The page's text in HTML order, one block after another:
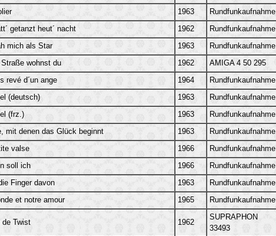
1963 Rundfunkaufnahme
getanzt heut´ nacht 1962 Rundfunkaufnahme
mich als Star 1963 Rundfunkaufnahme
Straße wohnst du 1962 AMIGA 4 50 295
revé d´un ange 1964 Rundfunkaufnahme
(deutsch) 1963 Rundfunkaufnahme
(frz.) 1963 Rundfunkaufnahme
mit denen das Glück beginnt 1963 Rundfunkaufnahme
valse 1966 Rundfunkaufnahme
soll ich 1966 Rundfunkaufnahme
Finger davon 1963 Rundfunkaufnahme
et notre amour 1965 Rundfunkaufnahme
de Twist 1962
SUPRAPHON
33493